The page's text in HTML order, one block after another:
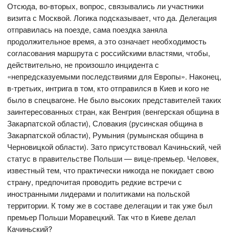
Отсюда, во-вторых, вопрос, связывались ли участники
визита с Москвой. Логика подсказывает, что да. Делегация
отправилась на поезде, сама поездка заняла
продолжительное время, а это означает необходимость
согласования маршрута с российскими властями, чтобы,
действительно, не произошло инцидента с
«непредсказуемыми последствиями для Европы». Наконец,
в-третьих, интрига в том, кто отправился в Киев и кого не
было в спецвагоне. Не было высоких представителей таких
заинтересованных стран, как Венгрия (венгерская община в
Закарпатской области), Словакия (русинская община в
Закарпатской области), Румыния (румынская община в
Черновицкой области). Зато присутствовал Качиньский, чей
статус в правительстве Польши — вице-премьер. Человек,
известный тем, что практически никогда не покидает свою
страну, предпочитая проводить редкие встречи с
иностранными лидерами и политиками на польской
территории. К тому же в составе делегации и так уже был
премьер Польши Моравецкий. Так что в Киеве делал
Качиньский?